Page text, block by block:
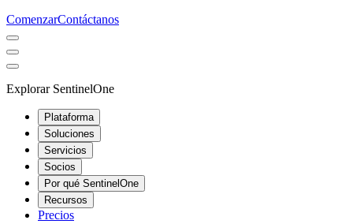
ComenzarContáctanos
Explorar SentinelOne
Plataforma
Soluciones
Servicios
Socios
Por qué SentinelOne
Recursos
Precios